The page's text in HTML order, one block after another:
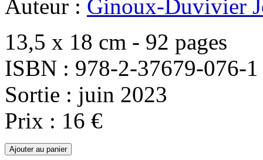
Auteur : Ginoux-Duvivier
13,5 x 18 cm - 92 pages
ISBN : 978-2-37679-076-1
Sortie : juin 2023
Prix : 16 €